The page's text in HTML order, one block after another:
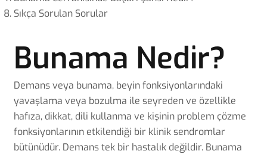
Sıkça Sorulan Sorular
Bunama Nedir?
Demans veya bunama, beyin fonksiyonlarındaki
yavaşlama veya bozulma ile seyreden ve özellikle
hafıza, dikkat, dili kullanma ve kişinin problem çözme
fonksiyonlarının etkilendiği bir klinik sendromlar
bütünüdür. Demans tek bir hastalık değildir. Bunama